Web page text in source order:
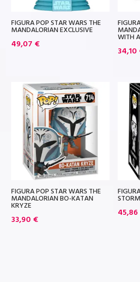
FIGURA POP STAR WARS THE
MANDALORIAN EXCLUSIVE
49,07 €
WITH
34,10
FIGURA POP STAR WARS THE
MANDALORIAN BO-KATAN
KRYZE
33,90 €
45,86